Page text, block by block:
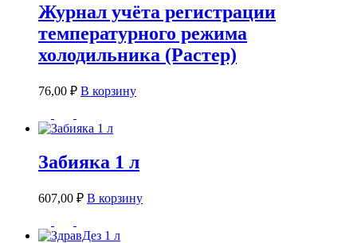
Журнал учёта регистрации
температурного режима
холодильника (Растер)
76,00 ₽ В корзину
Забияка 1 л
607,00 ₽ В корзину